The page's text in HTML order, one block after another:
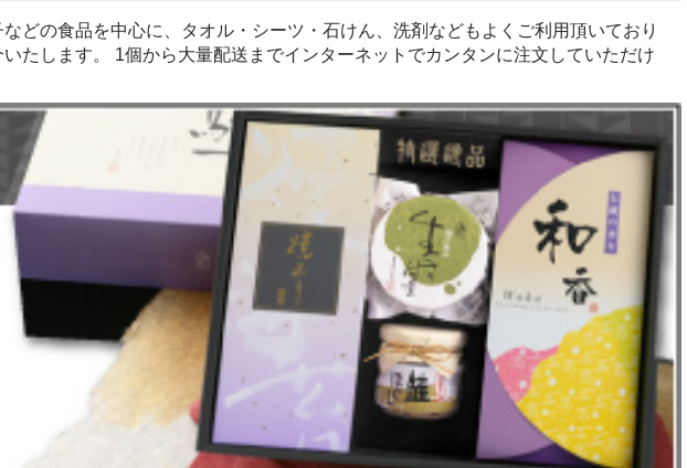
どの食品を中心に、タオル・シーツ・石けん、洗剤などもよくご利用頂いており
たします。 1個から大量配送までインターネットでカンタンに注文していただけ